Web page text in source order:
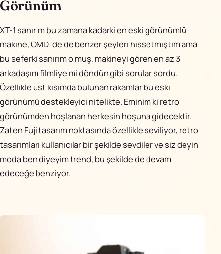
Görünüm
XT-1 sanırım bu zamana kadarki en eski görünümlü
makine, OMD ‘de de benzer şeyleri hissetmiştim ama
bu seferki sanırım olmuş, makineyi gören en az 3
arkadaşım filmliye mi döndün gibi sorular sordu.
Özellikle üst kısımda bulunan rakamlar bu eski
görünümü destekleyici nitelikte. Eminim ki retro
görünümden hoşlanan herkesin hoşuna gidecektir.
Zaten Fuji tasarım noktasında özellikle seviliyor, retro
tasarımları kullanıcılar bir şekilde sevdiler ve siz deyin
moda ben diyeyim trend, bu şekilde de devam
edeceğe benziyor.